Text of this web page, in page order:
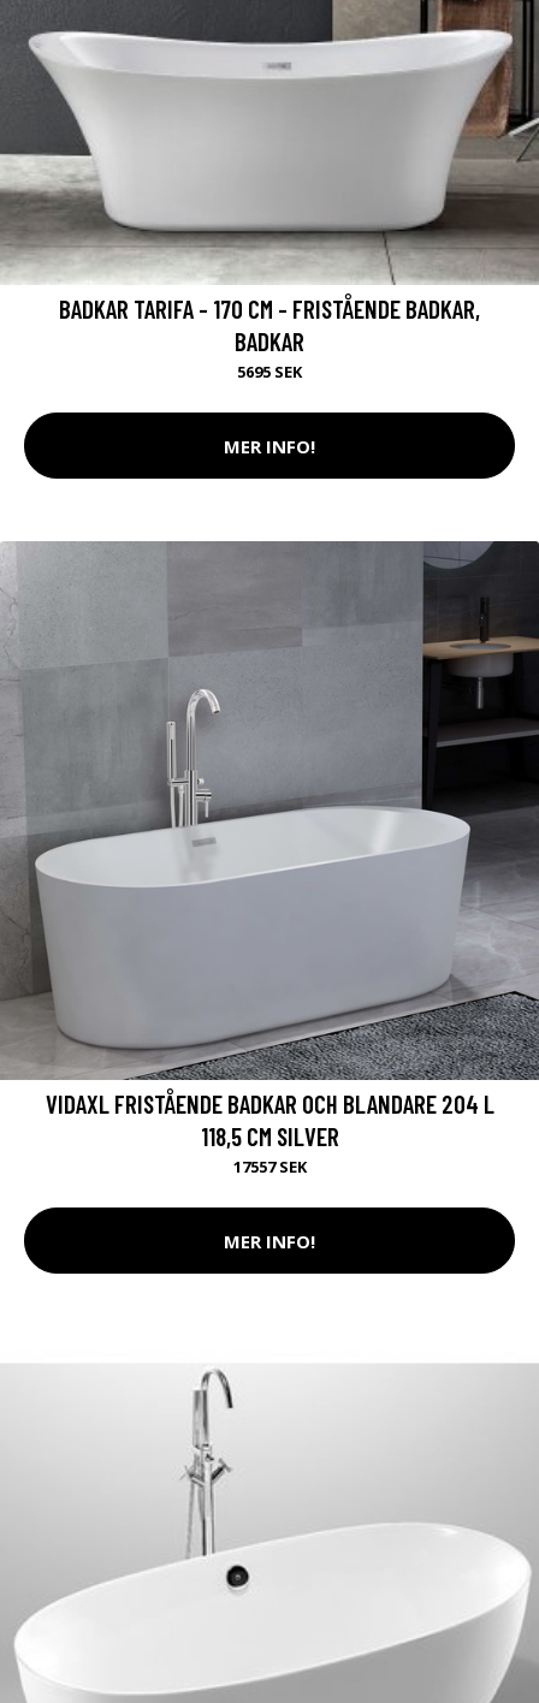
BADKAR TARIFA - 170 CM - FRISTÅENDE BADKAR,
BADKAR
5695 SEK
MER INFO!
VIDAXL FRISTÅENDE BADKAR OCH BLANDARE 204 L
118,5 CM SILVER
17557 SEK
MER INFO!